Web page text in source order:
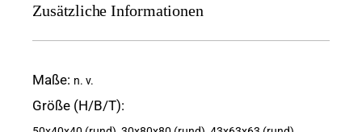
Zusätzliche Informationen
Maße n. v.
Größe (H/B/T)